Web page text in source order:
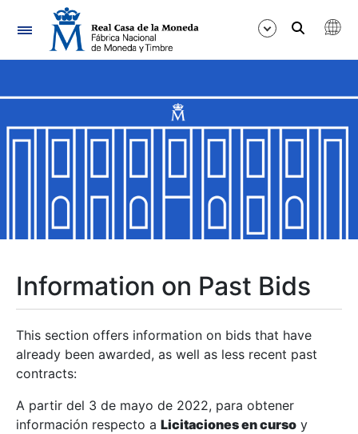
Navigation
Show/Hide
Show/Hide
Show/Hide
Show/Hide
Show/Hide
Information on Past Bids
This section offers information on bids that have
already been awarded, as well as less recent past
contracts:
A partir del 3 de mayo de 2022, para obtener
información respecto a Licitaciones en curso y